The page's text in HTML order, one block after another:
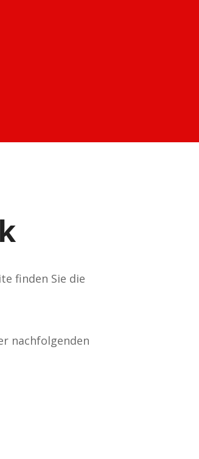
finden Sie die
nachfolgenden